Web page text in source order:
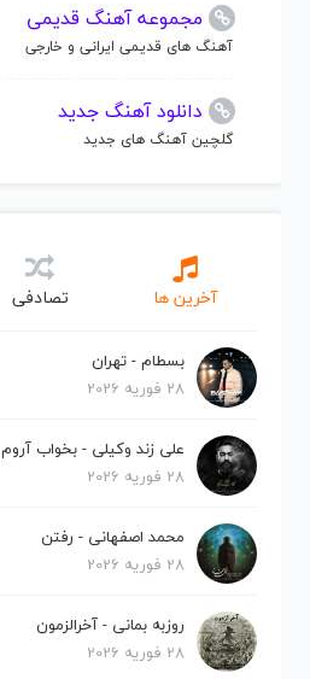
مجموعه آهنگ قدیمی
آهنگ های قدیمی ایرانی و خارجی
دانلود آهنگ جدید
گلچین آهنگ های جدید
آخرین ها تصادفی
بسطام - تهران
28 فوریه 2026
علی زند وکیلی - بخواب آروم
28 فوریه 2026
محمد اصفهانی - رفتن
28 فوریه 2026
روزبه بمانی - آخرالزمون
28 فوریه 2026